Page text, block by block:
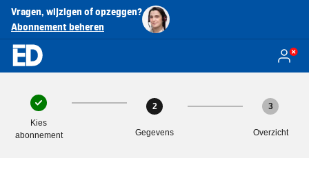
Vragen, wijzigen of opzeggen?
Abonnement beheren
Kies
abonnement
2
Gegevens
3
Overzicht